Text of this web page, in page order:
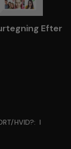
Efter
HVID?: I